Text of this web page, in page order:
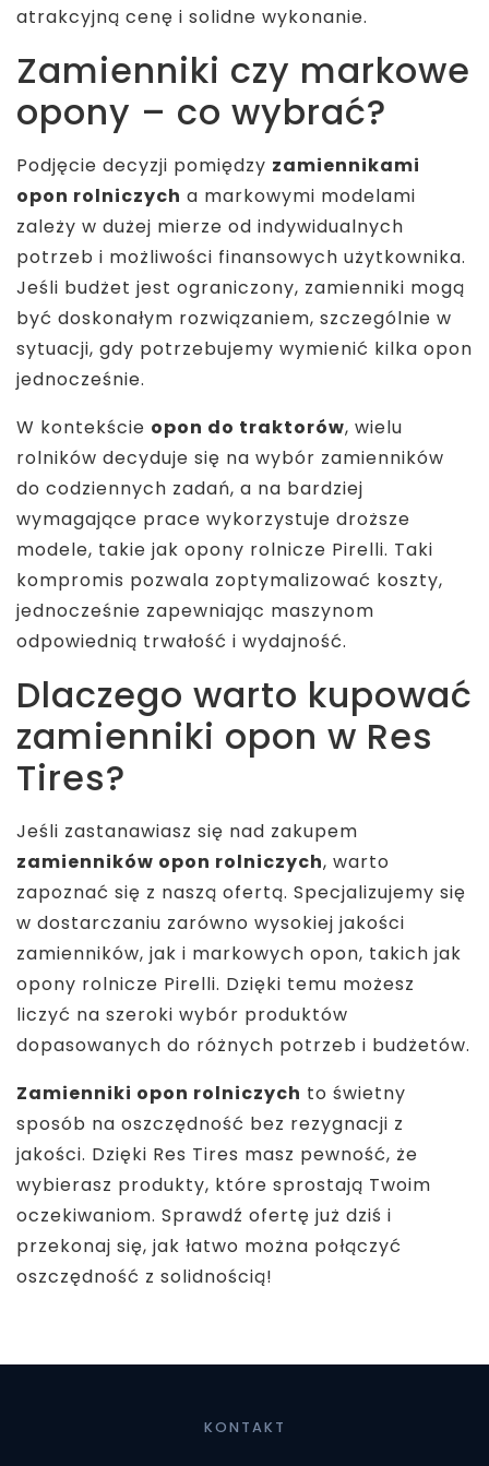
atrakcyjną cenę i solidne wykonanie.
Zamienniki czy markowe
opony – co wybrać?
Podjęcie decyzji pomiędzy zamiennikami
opon rolniczych a markowymi modelami
zależy w dużej mierze od indywidualnych
potrzeb i możliwości finansowych użytkownika.
Jeśli budżet jest ograniczony, zamienniki mogą
być doskonałym rozwiązaniem, szczególnie w
sytuacji, gdy potrzebujemy wymienić kilka opon
jednocześnie.
W kontekście opon do traktorów, wielu
rolników decyduje się na wybór zamienników
do codziennych zadań, a na bardziej
wymagające prace wykorzystuje droższe
modele, takie jak opony rolnicze Pirelli. Taki
kompromis pozwala zoptymalizować koszty,
jednocześnie zapewniając maszynom
odpowiednią trwałość i wydajność.
Dlaczego warto kupować
zamienniki opon w Res
Tires?
Jeśli zastanawiasz się nad zakupem
zamienników opon rolniczych, warto
zapoznać się z naszą ofertą. Specjalizujemy się
w dostarczaniu zarówno wysokiej jakości
zamienników, jak i markowych opon, takich jak
opony rolnicze Pirelli. Dzięki temu możesz
liczyć na szeroki wybór produktów
dopasowanych do różnych potrzeb i budżetów.
Zamienniki opon rolniczych to świetny
sposób na oszczędność bez rezygnacji z
jakości. Dzięki Res Tires masz pewność, że
wybierasz produkty, które sprostają Twoim
oczekiwaniom. Sprawdź ofertę już dziś i
przekonaj się, jak łatwo można połączyć
oszczędność z solidnością!
KONTAKT